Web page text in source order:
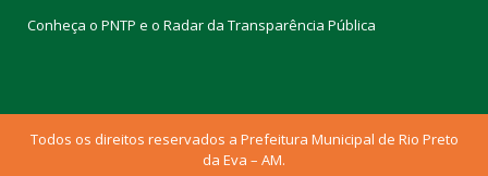
Conheça o PNTP e o Radar da Transparência Pública
Todos os direitos reservados a Prefeitura Municipal de Rio Preto
da Eva – AM.